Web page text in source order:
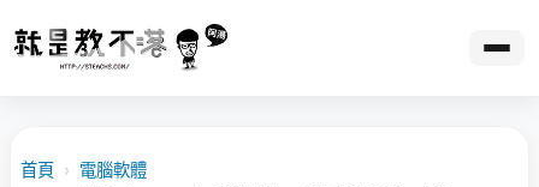
首頁 › 電腦軟體